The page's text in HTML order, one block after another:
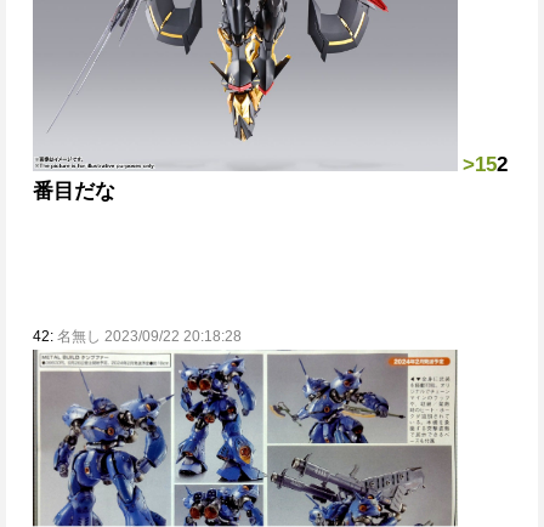
>152
番目だな
42: 名無し 2023/09/22 20:18:28